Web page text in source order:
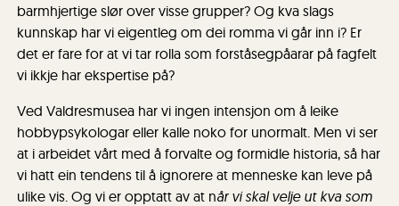
barmhjertige slør over visse grupper? Og kva slags
kunnskap har vi eigentleg om dei romma vi går inn i? Er
det er fare for at vi tar rolla som forståsegpåarar på fagfelt
vi ikkje har ekspertise på?
Ved Valdresmusea har vi ingen intensjon om å leike
hobbypsykologar eller kalle noko for unormalt. Men vi ser
at i arbeidet vårt med å forvalte og formidle historia, så har
vi hatt ein tendens til å ignorere at menneske kan leve på
ulike vis. Og vi er opptatt av at når vi skal velje ut kva som